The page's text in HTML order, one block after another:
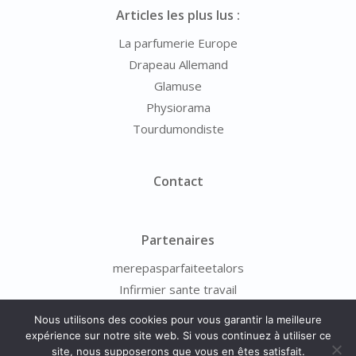
Articles les plus lus :
La parfumerie Europe
Drapeau Allemand
Glamuse
Physiorama
Tourdumondiste
Contact
Partenaires
merepasparfaiteetalors
Infirmier sante travail
Nous utilisons des cookies pour vous garantir la meilleure
expérience sur notre site web. Si vous continuez à utiliser ce
site, nous supposerons que vous en êtes satisfait.